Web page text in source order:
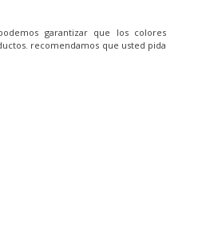
garantizar que los colores
recomendamos que usted pida